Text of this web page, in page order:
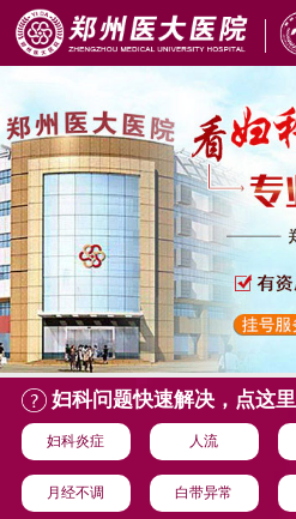
妇科问题快速解决，点这里
妇科炎症 人流
月经不调 白带异常